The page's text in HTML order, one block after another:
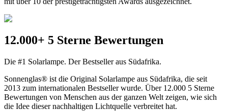
12.000+ 5 Sterne Bewertungen
Die #1 Solarlampe. Der Bestseller aus Südafrika.
Sonnenglas® ist die Original Solarlampe aus Südafrika, die seit
2013 zum internationalen Bestseller wurde. Über 12.000 5 Sterne
Bewertungen von Menschen aus der ganzen Welt zeigen, wie sich
die Idee dieser nachhaltigen Lichtquelle verbreitet hat.